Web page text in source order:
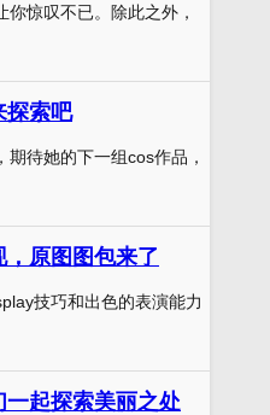
惊叹不已。除此之外，
探索吧
待她的下一组cos作品，
原图图包来了
技巧和出色的表演能力
起探索美丽之处